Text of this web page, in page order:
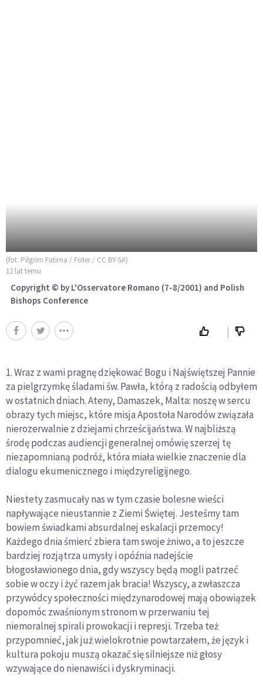
(fot. Pilgrim Fatima / Foter / CC BY-SA)
12 lat temu
Copyright © by L'Osservatore Romano (7-8/2001) and Polish
Bishops Conference
1. Wraz z wami pragnę dziękować Bogu i Najświętszej Pannie
za pielgrzymkę śladami św. Pawła, którą z radością odbyłem
w ostatnich dniach. Ateny, Damaszek, Malta: noszę w sercu
obrazy tych miejsc, które misja Apostoła Narodów związała
nierozerwalnie z dziejami chrześcijaństwa. W najbliższą
środę podczas audiencji generalnej omówię szerzej tę
niezapomnianą podróż, która miała wielkie znaczenie dla
dialogu ekumenicznego i międzyreligijnego.
Niestety zasmucały nas w tym czasie bolesne wieści
napływające nieustannie z Ziemi Świętej. Jesteśmy tam
bowiem świadkami absurdalnej eskalacji przemocy!
Każdego dnia śmierć zbiera tam swoje żniwo, a to jeszcze
bardziej rozjątrza umysły i opóźnia nadejście
błogosławionego dnia, gdy wszyscy będą mogli patrzeć
sobie w oczy i żyć razem jak bracia! Wszyscy, a zwłaszcza
przywódcy społeczności międzynarodowej mają obowiązek
dopomóc zwaśnionym stronom w przerwaniu tej
niemoralnej spirali prowokacji i represji. Trzeba też
przypomnieć, jak już wielokrotnie powtarzałem, że język i
kultura pokoju muszą okazać się silniejsze niż głosy
wzywające do nienawiści i dyskryminacji.